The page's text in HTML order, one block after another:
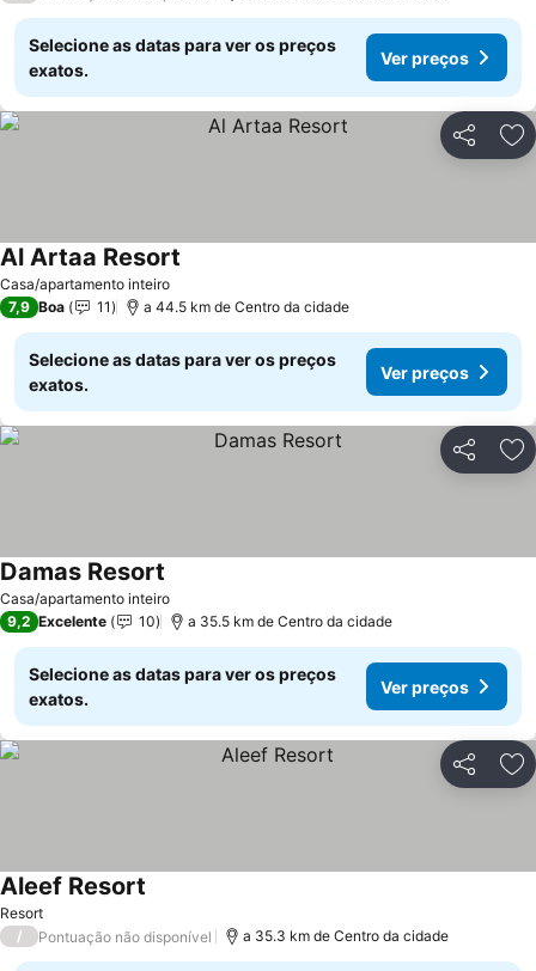
Selecione as datas para ver os preços
exatos.
Ver preços
Partilhar
Casa/apartamento inteiro
Al Artaa Resort
7,9 Boa 11 a 44.5 km de Centro da cidade
Selecione as datas para ver os preços
exatos.
Ver preços
Partilhar
Casa/apartamento inteiro
Damas Resort
9,2 Excelente 10 a 35.5 km de Centro da cidade
Selecione as datas para ver os preços
exatos.
Ver preços
Partilhar
Resort
Aleef Resort
/ Pontuação não disponível a 35.3 km de Centro da cidade